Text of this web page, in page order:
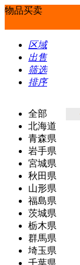
物品买卖
区域
出售
筛选
排序
全部
北海道
青森県
岩手県
宮城県
秋田県
山形県
福島県
茨城県
栃木県
群馬県
埼玉県
千葉県